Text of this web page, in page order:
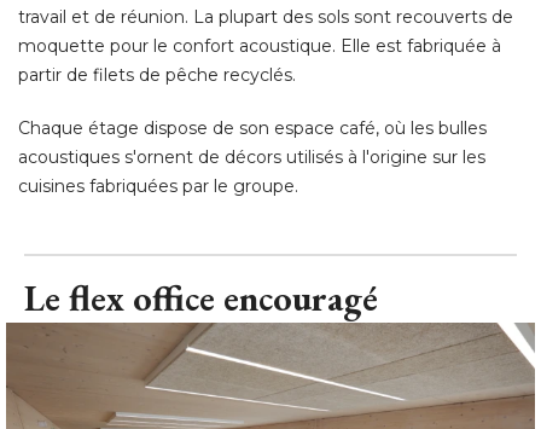
travail et de réunion. La plupart des sols sont recouverts de
moquette pour le confort acoustique. Elle est fabriquée à
partir de filets de pêche recyclés.
Chaque étage dispose de son espace café, où les bulles
acoustiques s'ornent de décors utilisés à l'origine sur les
cuisines fabriquées par le groupe.
Le flex office encouragé